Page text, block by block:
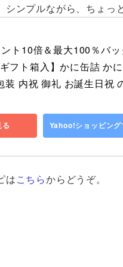
ンプルながら、ちょっ
ント10倍＆最大100％バ
フト箱入】かに缶詰 か
装 内祝 御礼 お誕生日
Yahoo!ショッピング
はこちらからどうぞ。